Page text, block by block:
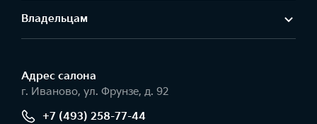
Владельцам
Адрес салонa
г. Иваново, ул. Фрунзе, д. 92
+7 (493) 258-77-44